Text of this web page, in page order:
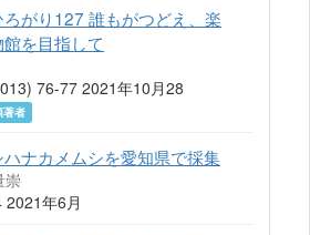
がり127 誰もがつどえ、楽
を目指して
76-77 2021年10月28
著者
ナカメムシを愛知県で採集
崇
年6月